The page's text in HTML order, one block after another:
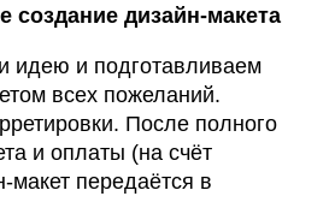
создание дизайн-макета
идею и подготавливаем
всех пожеланий.
После полного
и оплаты (на счёт
макет передаётся в